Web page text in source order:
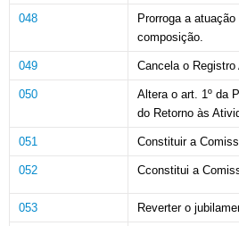
048
Prorroga a
composição.
049 Cancela o
050
Altera o art. 1º da
do Retorno às
051 Constituir a
052 Cconstitui a
053 Reverter o